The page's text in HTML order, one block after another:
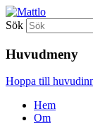
Mattlo
Sök
Huvudmeny
Hoppa till
Hem
Om